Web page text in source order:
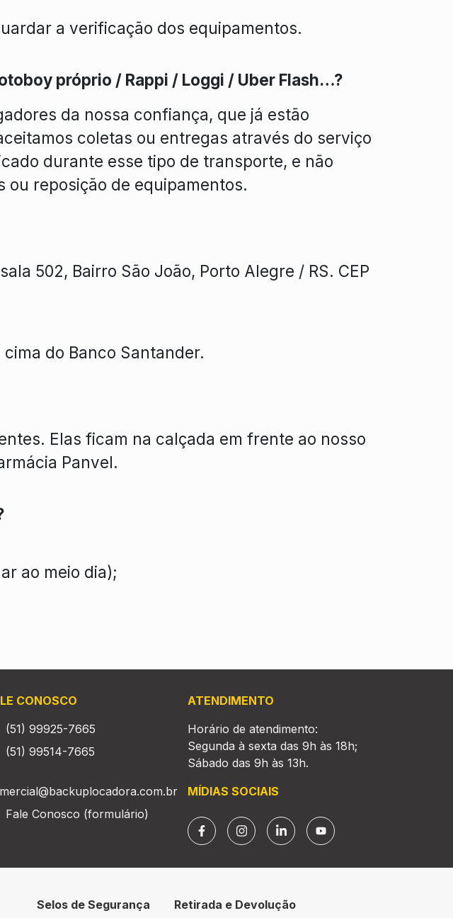
a verificação dos equipamentos.
próprio / Rappi / Loggi / Uber Flash…?
da nossa confiança, que já estão
coletas ou entregas através do serviço
durante esse tipo de transporte, e não
ou reposição de equipamentos.
502, Bairro São João, Porto Alegre / RS. CEP
do Banco Santander.
Elas ficam na calçada em frente ao nosso
Panvel.
ao meio dia);
CONOSCO
(51) 99925-7665
(51) 99514-7665
Fale Conosco (formulário)
ATENDIMENTO
Horário de atendimento:
Segunda à sexta das 9h às 18h;
Sábado das 9h às 13h.
MÍDIAS SOCIAIS
Selos de Segurança Retirada e Devolução